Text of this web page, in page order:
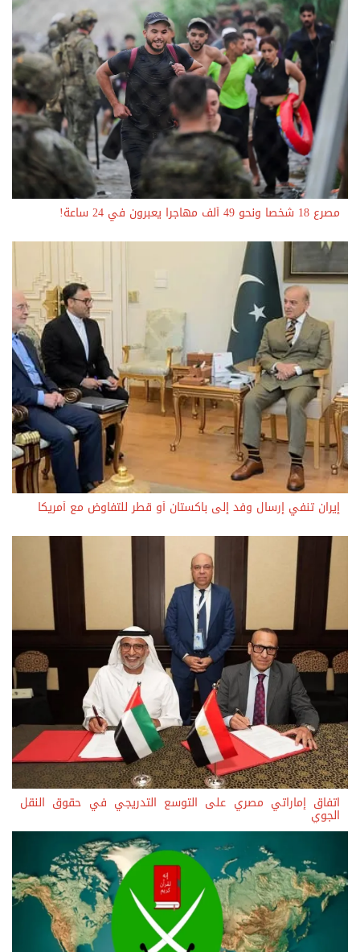
مصرع 18 شخصا ونحو 49 ألف مهاجرا يعبرون في 24 ساعة!
إيران تنفي إرسال وفد إلى باكستان أو قطر للتفاوض مع أمريكا
اتفاق إماراتي مصري على التوسع التدريجي في حقوق النقل
الجوي